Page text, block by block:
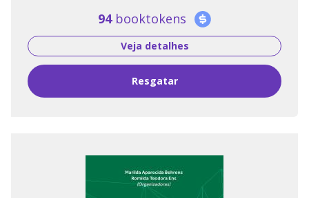
94 booktokens
Veja detalhes
Resgatar